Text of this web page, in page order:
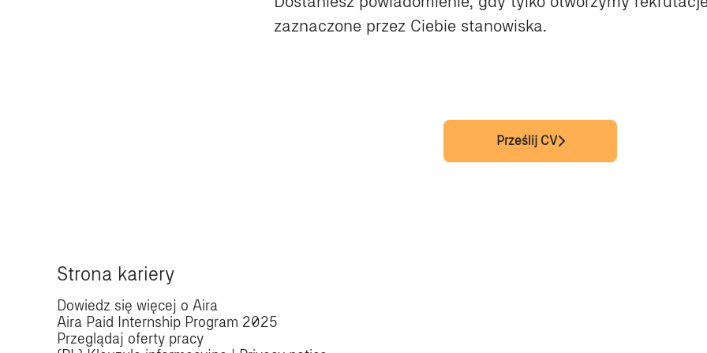
zaznaczone przez Ciebie stanowiska.
Prześlij CV
Strona kariery
Dowiedz się więcej o Aira
Aira Paid Internship Program 2025
Przeglądaj oferty pracy